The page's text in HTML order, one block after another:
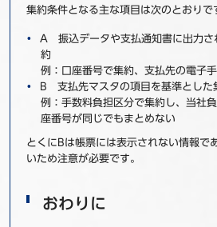
集約条件となる主な項目は次のとおりで
A 振込データや支払通知書に出力さ
約
例：口座番号で集約、支払先の電子
B 支払先マスタの項目を基準とした
例：手数料負担区分で集約し、当社
座番号が同じでもまとめない
とくにBは帳票には表示されない情報で
いため注意が必要です。
おわりに